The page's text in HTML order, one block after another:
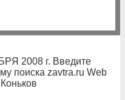
2008 г. Введите
поиска zavtra.ru Web